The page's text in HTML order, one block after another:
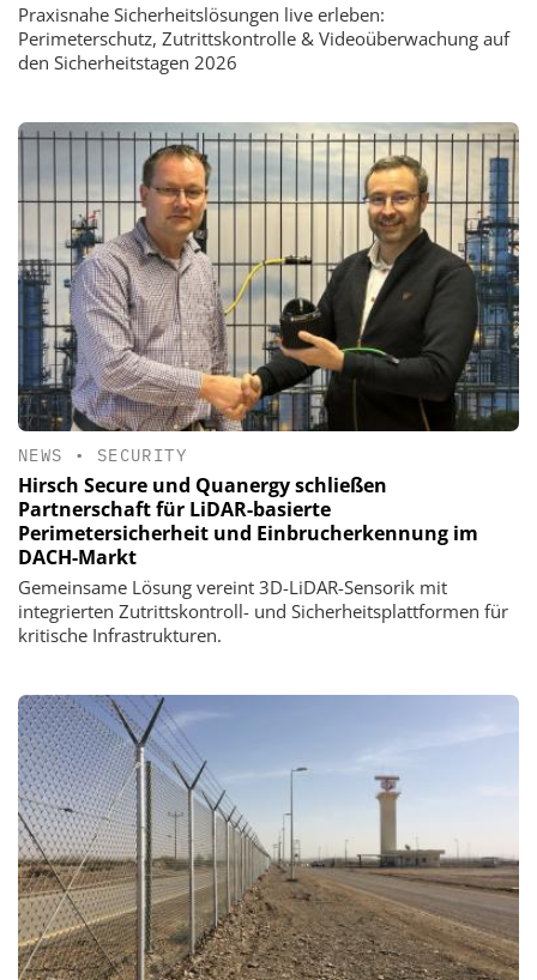
Praxisnahe Sicherheitslösungen live erleben:
Perimeterschutz, Zutrittskontrolle & Videoüberwachung auf
den Sicherheitstagen 2026
NEWS • SECURITY
Hirsch Secure und Quanergy schließen
Partnerschaft für LiDAR-basierte
Perimetersicherheit und Einbrucherkennung im
DACH-Markt
Gemeinsame Lösung vereint 3D-LiDAR-Sensorik mit
integrierten Zutrittskontroll- und Sicherheitsplattformen für
kritische Infrastrukturen.